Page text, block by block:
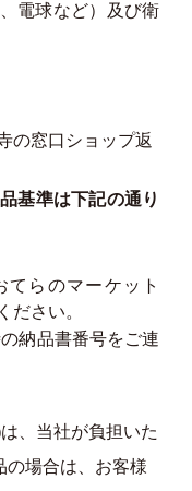
電球など）及び衛
の窓口ショップ返
基準は下記の通り
てらのマーケット
ださい。
納品書番号をご連
、当社が負担いた
の場合は、お客様